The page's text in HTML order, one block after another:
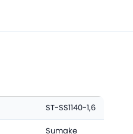
ST-SS1140-1,6
Sumake